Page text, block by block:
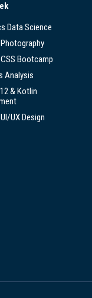
Data Science
Bootcamp
Analysis
& Kotlin
UX Design